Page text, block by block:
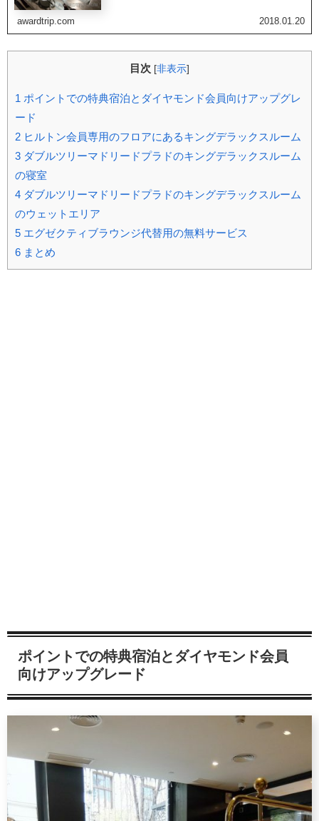
awardtrip.com 2018.01.20
目次 [非表示]
1 ポイントでの特典宿泊とダイヤモンド会員向けアップグレ
ード
2 ヒルトン会員専用のフロアにあるキングデラックスルーム
3 ダブルツリーマドリードプラドのキングデラックスルーム
の寝室
4 ダブルツリーマドリードプラドのキングデラックスルーム
のウェットエリア
5 エグゼクティブラウンジ代替用の無料サービス
6 まとめ
ポイントでの特典宿泊とダイヤモンド会員
向けアップグレード